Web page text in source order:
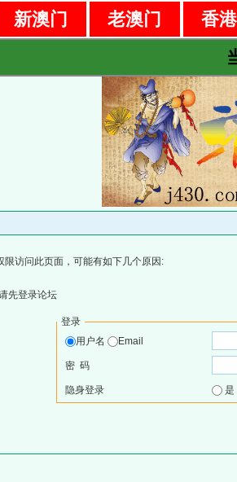
新澳门 老澳门
香
限访问此页面，可能有如下几个原因:
先登录论坛
登录
用户名
Email
密 码
隐身登录